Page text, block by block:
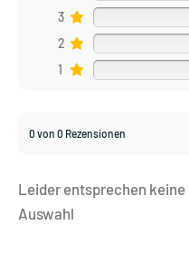
3
2
1
0 von 0 Rezensionen
Leider entsprechen
Auswahl